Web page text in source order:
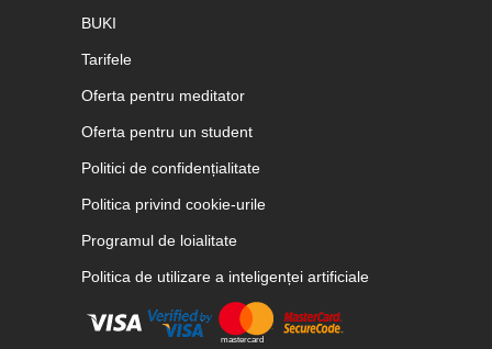
BUKI
Tarifele
Oferta pentru meditator
Oferta pentru un student
Politici de confidențialitate
Politica privind cookie-urile
Programul de loialitate
Politica de utilizare a inteligenței artificiale